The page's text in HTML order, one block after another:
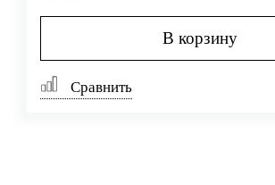
В корзину
Сравнить